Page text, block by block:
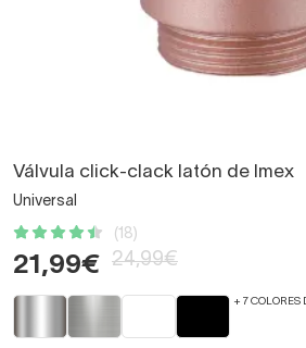
Válvula click-clack latón de Imex
Universal
(18)
21,99€ 24,99€
+ 7 COLORES